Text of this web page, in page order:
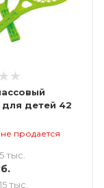
для детей 42
продается
тыс.
тыс.